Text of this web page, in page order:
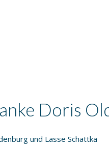
Doris
und Lasse Schattka